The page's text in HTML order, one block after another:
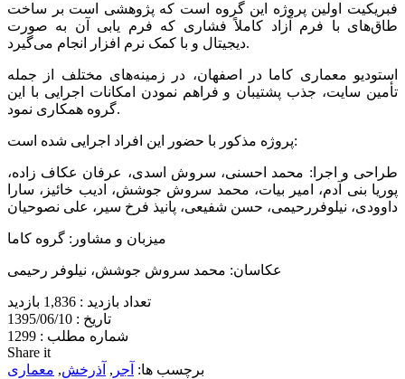
فبریکیت اولین پروژه این گروه است که پژوهشی است بر ساخت
طاق‌های با فرم آزاد کاملاً فشاری که فرم یابی آن به صورت
دیجیتال و با کمک نرم افزار انجام می‌گیرد.
استودیو معماری کاما در اصفهان، در زمینه‌های مختلف از جمله
تأمین سایت، جذب پشتیبان و فراهم نمودن امکانات اجرایی با این
گروه همکاری نمود.
پروژه مذکور با حضور این افراد اجرایی شده است:
طراحی و اجرا: محمد احسنی، سروش اسدی، عرفان عکاف زاده،
پوریا بنی آدم، امیر بیات، محمد سروش جوشش، ادیب خائیز، سارا
داوودی، نیلوفررحیمی، حسن شفیعی، پانیذ فرخ سیر، علی نصوحیان
میزبان و مشاور: گروه کاما
عکاسان: محمد سروش جوشش، نیلوفر رحیمی
تعداد بازدید :
تاریخ : 1395/06/10
شماره مطلب : 1299
Share it
برچسب ها: آجر , آذرخش, معماری